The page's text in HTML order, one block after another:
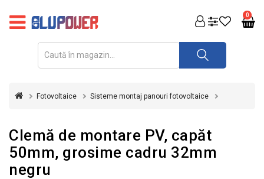
0
FOTOVOLTAICE
REDRESOARE
INVERTOARE
UPS
Fotovoltaice Sisteme montaj panouri fotovoltaice
Clemă de montare PV, capăt
50mm, grosime cadru 32mm
negru